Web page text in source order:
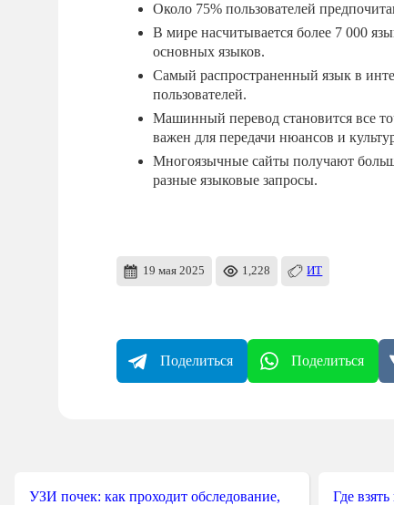
Около 75% пользователей
В мире насчитывается более 7 000
основных языков.
Самый распространенный язык в
пользователей.
Машинный перевод становится все
важен для передачи нюансов и
Многоязычные сайты получают
разные языковые запросы.
19 мая 2025 1,228 ИТ
Поделиться Поделиться
УЗИ почек: как проходит обследование,
Где